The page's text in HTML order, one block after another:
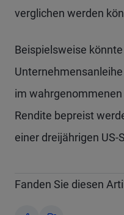
verglichen werden
Beispielsweise
im
Rendite bepreist
einer dreijährigen
Fanden Sie diesen